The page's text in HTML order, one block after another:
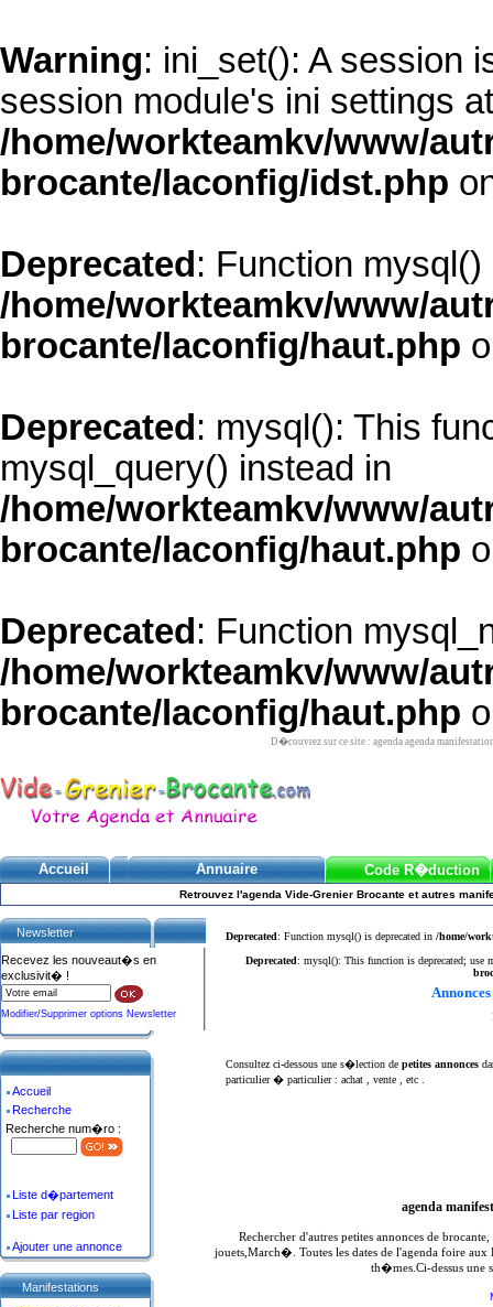
Warning: ini_set(): A session
session module's ini settings
/home/workteamkv/www/
brocante/laconfig/idst.php
Deprecated : Function
/home/workteamkv/www/
brocante/laconfig/haut.php
Deprecated : mysql(): This
mysql_query() instead in
/home/workteamkv/www/
brocante/laconfig/haut.php
Deprecated : Function
/home/workteamkv/www/
brocante/laconfig/haut.php
D�couvrez sur ce site : agenda agenda
Accueil Annuaire Code R�duction
Retrouvez l'agenda Vide-Grenier Brocante et autres
Deprecated: Function mysql() is deprecated in /home/
Deprecated: mysql(): This function is deprecated; use
Consultez ci-dessous une s�lection de petites annonces
particulier � particulier : achat , vente , etc .
agenda
Rechercher d'autres petites annonces de
jouets,March�. Toutes les dates de l'agenda foire
th�mes.Ci-dessus
Newsletter
Recevez les nouveaut�s en
exclusivit� !
Modifier/Supprimer options Newsletter
Accueil
Recherche
Recherche num�ro :
Liste d�partement
Liste par region
Ajouter une annonce
Manifestations